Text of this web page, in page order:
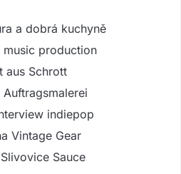
a dobrá kuchyně
music production
aus Schrott
Auftragsmalerei
indiepop
Vintage Gear
Sauce